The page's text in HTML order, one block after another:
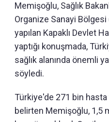
Memişoğlu, Sağlık
Organize Sanayi
yapılan Kapaklı Devlet
yaptığı konuşmada,
sağlık alanında önemli
söyledi.
Türkiye'de 271 bin hasta
belirten Memişoğlu, 1,5